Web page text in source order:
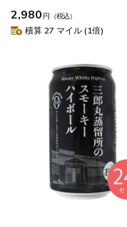
2,980 円 （税込）
積算 27 マイル (1倍)